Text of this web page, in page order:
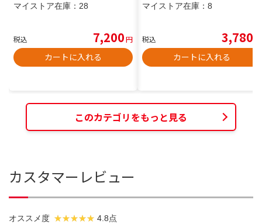
マイストア在庫： 28
税込 7,200円
カートに入れる
マイストア在庫： 8
税込 3,780
カートに入れる
このカテゴリをもっと見る
カスタマーレビュー
オススメ度 4.8点